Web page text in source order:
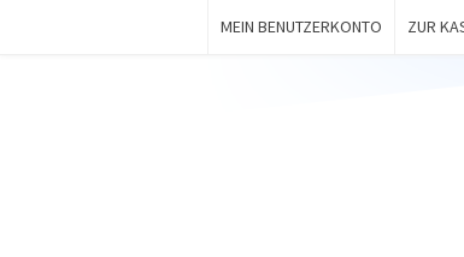
MEIN BENUTZERKONTO ZUR